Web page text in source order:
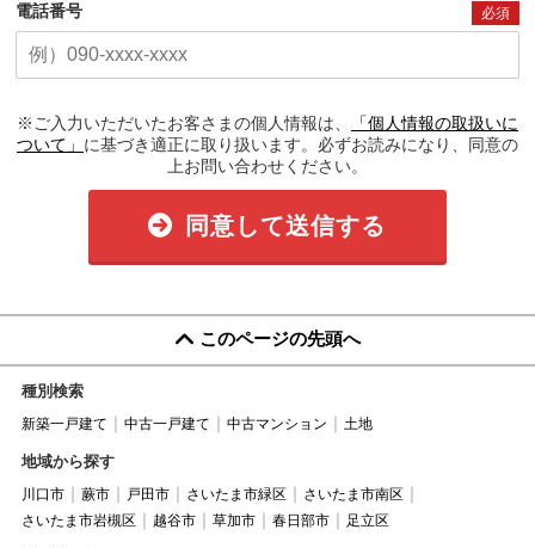
電話番号 必須
※ご入力いただいたお客さまの個人情報は、
「個人情報の取扱いに
ついて」 に基づき適正に取り扱います。必ずお読みになり、同意の
上お問い合わせください。
同意して送信する
このページの先頭へ
種別検索
新築一戸建て 中古一戸建て 中古マンション 土地
地域から探す
川口市 蕨市 戸田市 さいたま市緑区
さいたま市南区
さいたま市岩槻区
越谷市 草加市 春日部市 足立区